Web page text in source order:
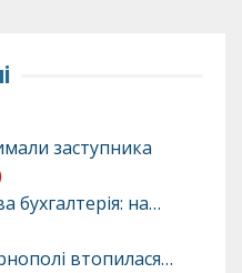
заступника
бухгалтерія: на…
втопилася…